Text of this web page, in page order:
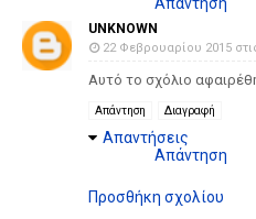
UNKNOWN
22 Φεβρουαρίου 2015
Αυτό το σχόλιο
Απάντηση Διαγραφή
Απαντήσεις
Απάντηση
Προσθήκη σχολίου